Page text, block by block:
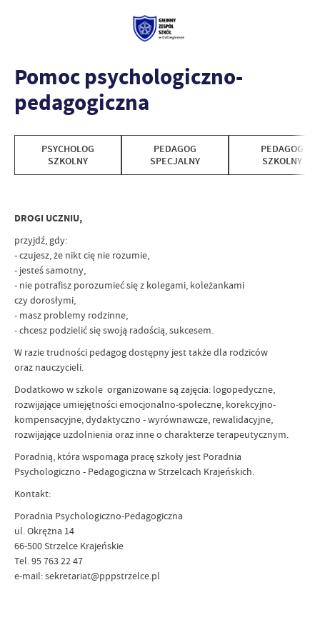
Pomoc psychologiczno-
pedagogiczna
PSYCHOLOG
SZKOLNY
PEDAGOG
SPECJALNY
PEDAGOG
SZKOLNY
DROGI UCZNIU,
przyjdź, gdy:
- czujesz, że nikt cię nie rozumie,
- jesteś samotny,
- nie potrafisz porozumieć się z kolegami, koleżankami
czy dorosłymi,
- masz problemy rodzinne,
- chcesz podzielić się swoją radością, sukcesem.
W razie trudności pedagog dostępny jest także dla rodziców
oraz nauczycieli.
Dodatkowo w szkole organizowane są zajęcia: logopedyczne,
rozwijające umiejętności emocjonalno-społeczne, korekcyjno-
kompensacyjne, dydaktyczno - wyrównawcze, rewalidacyjne,
rozwijające uzdolnienia oraz inne o charakterze terapeutycznym.
Poradnią, która wspomaga pracę szkoły jest Poradnia
Psychologiczno - Pedagogiczna w Strzelcach Krajeńskich.
Kontakt:
Poradnia Psychologiczno-Pedagogiczna
ul. Okrężna 14
66-500 Strzelce Krajeńskie
Tel. 95 763 22 47
e-mail: sekretariat@pppstrzelce.pl